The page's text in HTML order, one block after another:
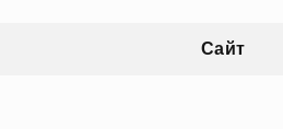
Сайт